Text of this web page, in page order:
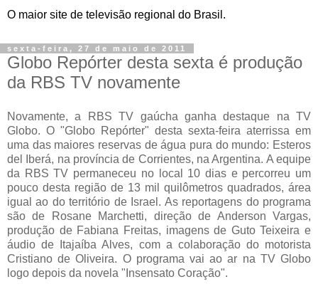
O maior site de televisão regional do Brasil.
sexta-feira, 27 de maio de 2011
Globo Repórter desta sexta é produção
da RBS TV novamente
Novamente, a RBS TV gaúcha ganha destaque na TV
Globo. O "Globo Repórter" desta sexta-feira aterrissa em
uma das maiores reservas de água pura do mundo: Esteros
del Iberá, na província de Corrientes, na Argentina. A equipe
da RBS TV permaneceu no local 10 dias e percorreu um
pouco desta região de 13 mil quilômetros quadrados, área
igual ao do território de Israel. As reportagens do programa
são de Rosane Marchetti, direção de Anderson Vargas,
produção de Fabiana Freitas, imagens de Guto Teixeira e
áudio de Itajaíba Alves, com a colaboração do motorista
Cristiano de Oliveira. O programa vai ao ar na TV Globo
logo depois da novela "Insensato Coração".